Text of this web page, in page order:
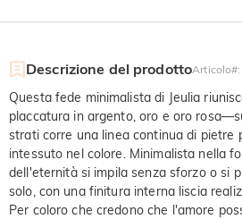
Descrizione del prodottoArticolo#:
Questa fede minimalista di Jeulia
placcatura in argento, oro e oro
strati corre una linea continua di pietre
intessuto nel colore. Minimalista nella
dell'eternità si impila senza sforzo o si
solo, con una finitura interna liscia
Per coloro che credono che l'amore